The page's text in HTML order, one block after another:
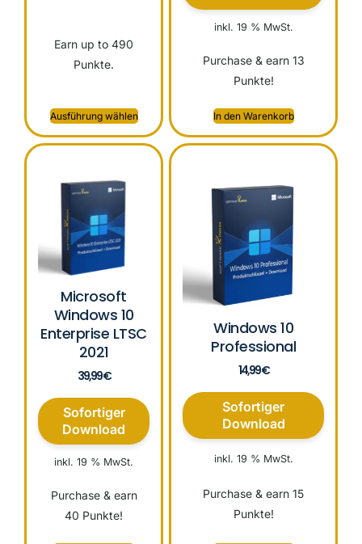
Earn up to 490
Punkte.
Ausführung wählen
inkl. 19 % MwSt.
Purchase & earn 13
Punkte!
In den Warenkorb
Microsoft
Windows 10
Enterprise LTSC
2021
39,99€
Sofortiger
Download
inkl. 19 % MwSt.
Purchase & earn
40 Punkte!
Windows 10
Professional
14,99€
Sofortiger
Download
inkl. 19 % MwSt.
Purchase & earn 15
Punkte!